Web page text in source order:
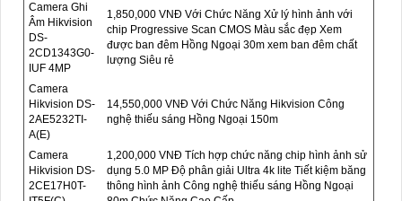
Camera Ghi
Âm Hikvision
DS-
2CD1343G0-
IUF 4MP
1,850,000 VNĐ Với Chức Năng Xử lý hình ảnh với
chip Progressive Scan CMOS Màu sắc đẹp Xem
được ban đêm Hồng Ngoại 30m xem ban đêm chất
lượng Siêu rẻ
Camera
Hikvision DS-
2AE5232TI-
A(E)
14,550,000 VNĐ Với Chức Năng Hikvision Công
nghệ thiếu sáng Hồng Ngoại 150m
Camera
Hikvision DS-
2CE17H0T-
1,200,000 VNĐ Tích hợp chức năng chip hình ảnh sử
dụng 5.0 MP Độ phân giải Ultra 4k lite Tiết kiệm băng
thông hình ảnh Công nghệ thiếu sáng Hồng Ngoại